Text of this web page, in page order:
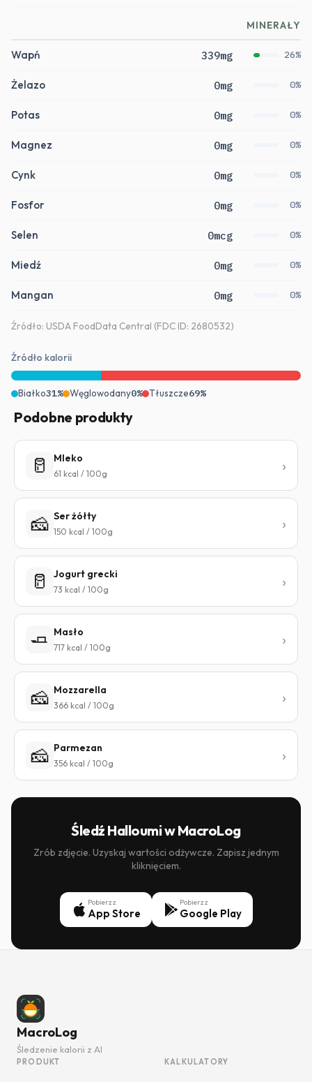
MINERAŁY
Wapń 339mg 26%
Żelazo 0mg 0%
Potas 0mg 0%
Magnez 0mg 0%
Cynk 0mg 0%
Fosfor 0mg 0%
Selen 0mcg 0%
Miedź 0mg 0%
Mangan 0mg 0%
Źródło: USDA FoodData Central (FDC ID: 2680532)
Źródło kalorii
Białko31% Węglowodany0% Tłuszcze69%
Podobne produkty
🥛 Mleko
61 kcal / 100g
🧀 Ser żółty
150 kcal / 100g
🥛 Jogurt grecki
73 kcal / 100g
🧈 Masło
717 kcal / 100g
🧀 Mozzarella
366 kcal / 100g
🧀 Parmezan
356 kcal / 100g
Śledź Halloumi w MacroLog
Zrób zdjęcie. Uzyskaj wartości odżywcze. Zapisz jednym
kliknięciem.
Pobierz z
App Store
Pobierz z
Google Play
MacroLog
Śledzenie kalorii z AI
PRODUKT KALKULATORY